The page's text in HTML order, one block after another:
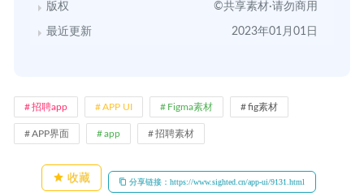
版权 ©共享素材·请勿商用
最近更新 2023年01月01日
招聘app APP UI Figma素材 fig素材
APP界面 app 招聘素材
收藏 分享链接：https://www.sighted.cn/app-ui/9131.html